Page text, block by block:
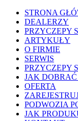
STRONA
DEALERZY
PRZYCZEPY
ARTYKUŁY
O FIRMIE
SERWIS
PRZYCZEPY
JAK
OFERTA
PODWOZIA
JAK